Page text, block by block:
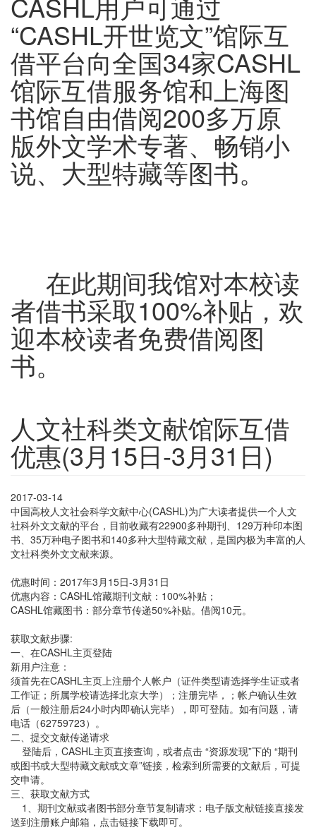
“CASHL开世览文”馆际互
借平台向全国34家CASHL
馆际互借服务馆和上海图
书馆自由借阅200多万原
版外文学术专著、畅销小
说、大型特藏等图书。
在此期间我馆对本校读
者借书采取100%补贴，欢
迎本校读者免费借阅图
书。
人文社科类文献馆际互借
优惠(3月15日-3月31日)
2017-03-14
中国高校人文社会科学文献中心(CASHL)为广大读者提供一个人文
社科外文文献的平台，目前收藏有22900多种期刊、129万种印本图
书、35万种电子图书和140多种大型特藏文献，是国内极为丰富的人
文社科类外文文献来源。
优惠时间：2017年3月15日-3月31日
优惠内容：CASHL馆藏期刊文献：100%补贴；
CASHL馆藏图书：部分章节传递50%补贴。借阅10元。
获取文献步骤:
一、在CASHL主页登陆
新用户注意：
须首先在CASHL主页上注册个人帐户（证件类型请选择学生证或者
工作证；所属学校请选择北京大学）；注册完毕，；帐户确认生效
后（一般注册后24小时内即确认完毕），即可登陆。如有问题，请
电话（62759723）。
二、提交文献传递请求
登陆后，CASHL主页直接查询，或者点击 “资源发现”下的 “期刊
或图书或大型特藏文献或文章”链接，检索到所需要的文献后，可提
交申请。
三、获取文献方式
1、期刊文献或者图书部分章节复制请求：电子版文献链接直接发
送到注册账户邮箱，点击链接下载即可。